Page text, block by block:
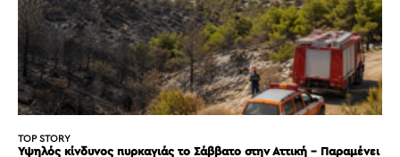
TOP STORY
Υψηλός κίνδυνος πυρκαγιάς το Σάββατο στην Αττική – Παραμένει